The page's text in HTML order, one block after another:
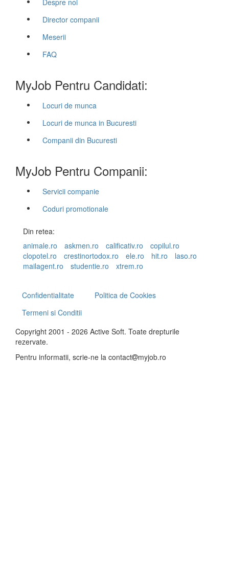
Despre noi
Director companii
Meserii
FAQ
MyJob Pentru Candidati:
Locuri de munca
Locuri de munca in Bucuresti
Companii din Bucuresti
MyJob Pentru Companii:
Servicii companie
Coduri promotionale
Din retea:
animale.ro
askmen.ro calificativ.ro
copilul.ro
clopotel.ro
crestinortodox.ro ele.ro hit.ro
laso.ro
mailagent.ro
studentie.ro xtrem.ro
Confidentialitate
Politica de Cookies
Termeni si Conditii
Copyright 2001 - 2026 Active Soft. Toate drepturile
rezervate.
Pentru informatii, scrie-ne la contact myjob.ro